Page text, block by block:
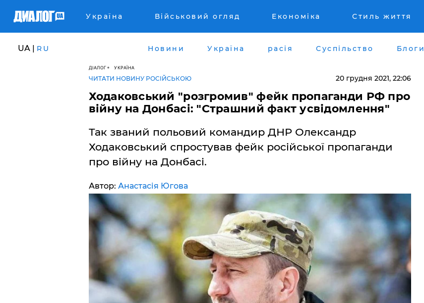
Україна Військовий огляд Економіка Стиль життя
UA | RU Новини Україна расія Суспільство Блоги
ДІАЛОГ УКРАЇНА
ЧИТАТИ НОВИНУ РОСІЙСЬКОЮ 20 грудня 2021, 22:06
Ходаковський "розгромив" фейк пропаганди РФ про
війну на Донбасі: "Страшний факт усвідомлення"
Так званий польовий командир ДНР Олександр
Ходаковський спростував фейк російської пропаганди
про війну на Донбасі.
Автор: Анастасія Югова